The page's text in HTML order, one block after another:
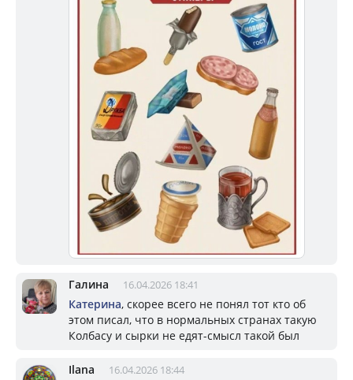
Галина 16.04.2026 18:41
Катерина, скорее всего не понял тот кто об
этом писал, что в нормальных странах такую
Колбасу и сырки не едят-смысл такой был
Ilana 16.04.2026 18:44